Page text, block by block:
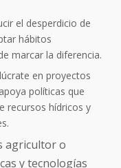
el desperdicio de
hábitos
marcar la diferencia.
en proyectos
políticas que
recursos hídricos y
agricultor o
y tecnologías